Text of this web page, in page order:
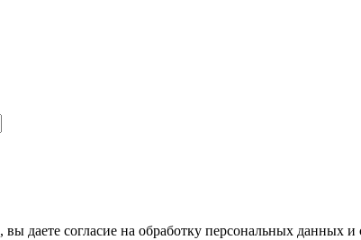
, вы даете согласие на обработку персональных данных и